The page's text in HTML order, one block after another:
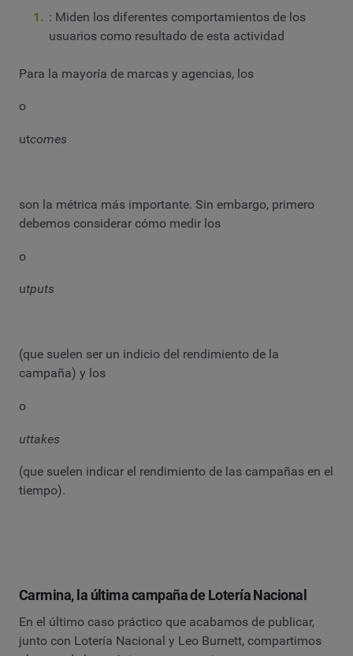
: Miden los diferentes comportamientos de los
usuarios como resultado de esta actividad
Para la mayoría de marcas y agencias, los
o
utcomes
son la métrica más importante. Sin embargo, primero
debemos considerar cómo medir los
o
utputs
(que suelen ser un indicio del rendimiento de la
campaña) y los
o
uttakes
(que suelen indicar el rendimiento de las campañas en el
tiempo).
Carmina, la última campaña de Lotería Nacional
En el último caso práctico que acabamos de publicar,
junto con Lotería Nacional y Leo Burnett, compartimos